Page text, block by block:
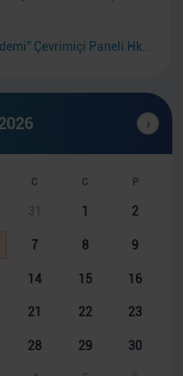
Çevrimiçi Paneli Hk. .
›
C C P
1 2
7 8 9
14 15 16
21 22 23
28 29 30